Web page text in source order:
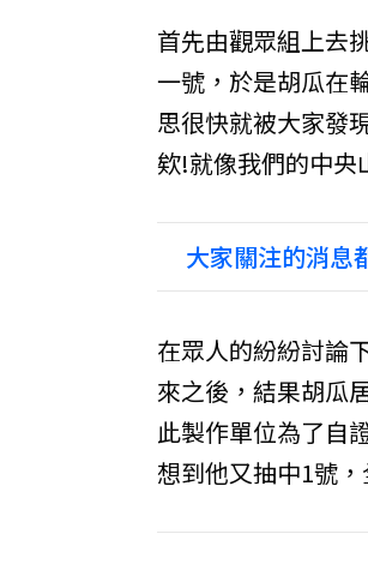
首先由觀眾組上去
一號，於是胡瓜在
思很快就被大家發
欸!就像我們的中央
大家關注的消息
在眾人的紛紛討論
來之後，結果胡瓜
此製作單位為了自
想到他又抽中1號，